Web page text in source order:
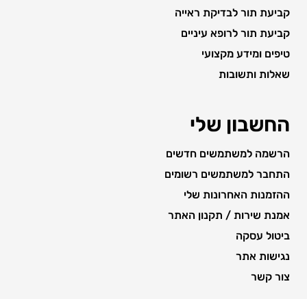
קביעת תור לבדיקת ראייה
קביעת תור לרופא עיניים
טיפים ומידע מקצועי
שאלות ותשובות
החשבון שלי
הרשמה למשתמשים חדשים
התחבר למשתמשים רשומים
ההזמנות האחרונות שלי
אמנת שירות / תקנון האתר
ביטול עסקה
נגישות אתר
צור קשר